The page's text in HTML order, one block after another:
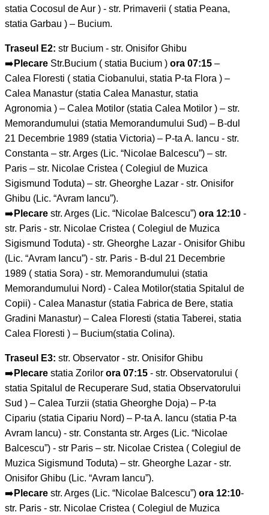
statia Cocosul de Aur ) - str. Primaverii ( statia Peana,
statia Garbau ) – Bucium.
Traseul E2: str Bucium - str. Onisifor Ghibu
➡️ Plecare Str.Bucium ( statia Bucium ) ora 07:15 –
Calea Floresti ( statia Ciobanului, statia P-ta Flora ) –
Calea Manastur (statia Calea Manastur, statia
Agronomia ) – Calea Motilor (statia Calea Motilor ) – str.
Memorandumului (statia Memorandumului Sud) – B-dul
21 Decembrie 1989 (statia Victoria) – P-ta A. Iancu - str.
Constanta – str. Arges (Lic. “Nicolae Balcescu”) – str.
Paris – str. Nicolae Cristea ( Colegiul de Muzica
Sigismund Toduta) – str. Gheorghe Lazar - str. Onisifor
Ghibu (Lic. “Avram Iancu”).
➡️ Plecare str. Arges (Lic. “Nicolae Balcescu”) ora 12:10 -
str. Paris - str. Nicolae Cristea ( Colegiul de Muzica
Sigismund Toduta) - str. Gheorghe Lazar - Onisifor Ghibu
(Lic. “Avram Iancu”) - str. Paris - B-dul 21 Decembrie
1989 ( statia Sora) - str. Memorandumului (statia
Memorandumului Nord) - Calea Motilor(statia Spitalul de
Copii) - Calea Manastur (statia Fabrica de Bere, statia
Gradini Manastur) – Calea Floresti (statia Taberei, statia
Calea Floresti ) – Bucium(statia Colina).
Traseul E3: str. Observator - str. Onisifor Ghibu
➡️ Plecare statia Zorilor ora 07:15 - str. Observatorului (
statia Spitalul de Recuperare Sud, statia Observatorului
Sud ) – Calea Turzii (statia Gheorghe Doja) – P-ta
Cipariu (statia Cipariu Nord) – P-ta A. Iancu (statia P-ta
Avram Iancu) - str. Constanta str. Arges (Lic. “Nicolae
Balcescu”) - str Paris – str. Nicolae Cristea ( Colegiul de
Muzica Sigismund Toduta) – str. Gheorghe Lazar - str.
Onisifor Ghibu (Lic. “Avram Iancu”).
➡️ Plecare str. Arges (Lic. “Nicolae Balcescu”) ora 12:10-
str. Paris - str. Nicolae Cristea ( Colegiul de Muzica